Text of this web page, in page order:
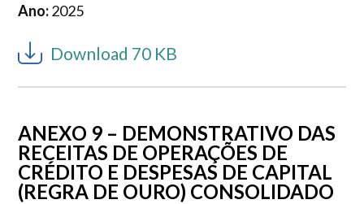
Ano:2025
Download 70 KB
ANEXO 9 – DEMONSTRATIVO DAS
RECEITAS DE OPERAÇÕES DE
CRÉDITO E DESPESAS DE CAPITAL
(REGRA DE OURO) CONSOLIDADO